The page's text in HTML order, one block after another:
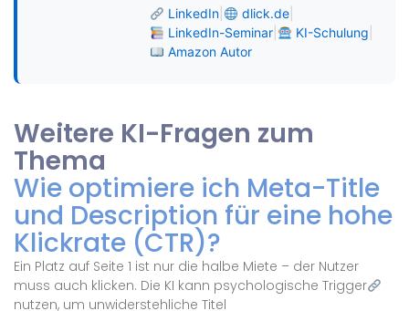
LinkedIn| dlick.de|
LinkedIn-Seminar| KI-Schulung
Amazon Autor
Weitere KI-Fragen zum
Thema
Wie optimiere ich Meta-Title
und Description für eine hohe
Klickrate (CTR)?
Ein Platz auf Seite 1 ist nur die halbe Miete – der Nutzer
muss auch klicken. Die KI kann psychologische Trigger
nutzen, um unwiderstehliche Titel